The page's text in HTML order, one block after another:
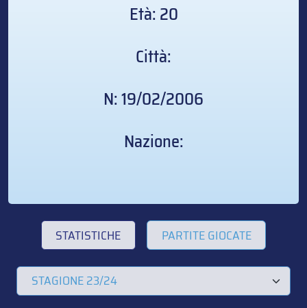
Età: 20
Città:
N: 19/02/2006
Nazione:
STATISTICHE PARTITE GIOCATE